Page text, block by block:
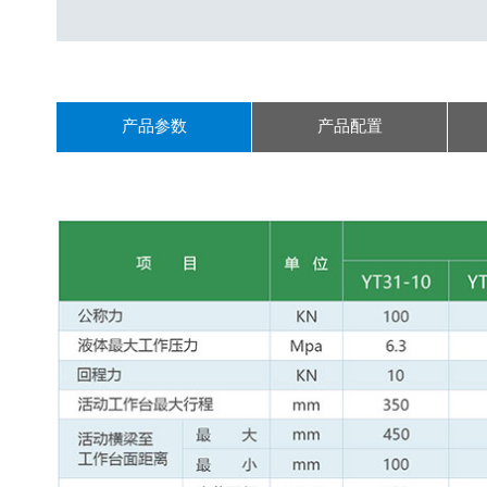
产品参数 产品配置